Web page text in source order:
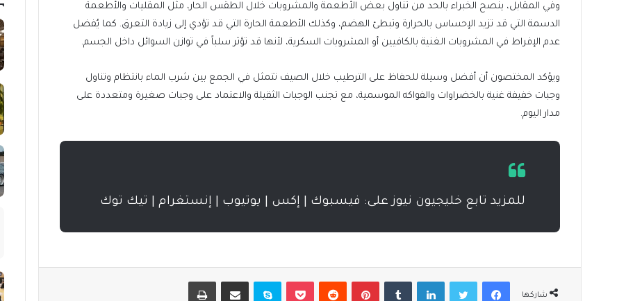
وفي المقابل، ينصح الخبراء بالحد من تناول بعض الأطعمة والمشروبات خلال الطقس الحار، مثل المقليات والأطعمة
الدسمة التي قد تزيد الإحساس بالحرارة وتبطئ الهضم، وكذلك الأطعمة الحارة التي قد تؤدي إلى زيادة التعرق. كما يُفضل
عدم الإفراط في المشروبات الغنية بالكافيين أو المشروبات السكرية، لأنها قد تؤثر سلباً في توازن السوائل داخل الجسم.
ويؤكد المختصون أن أفضل وسيلة للحفاظ على الترطيب خلال الصيف تتمثل في الجمع بين شرب الماء بانتظام وتناول
وجبات خفيفة غنية بالخضراوات والفواكه الموسمية، مع تجنب الوجبات الثقيلة والاعتماد على وجبات صغيرة ومتعددة على
مدار اليوم.
للمزيد تابع خليجيون نيوز على: فيسبوك | إكس | يوتيوب | إنستغرام | تيك توك
شاركها
فيسبوكتويتر لينكدإن بينتيريست بوكيت سكايب مشاركة عبر البريد طباعة